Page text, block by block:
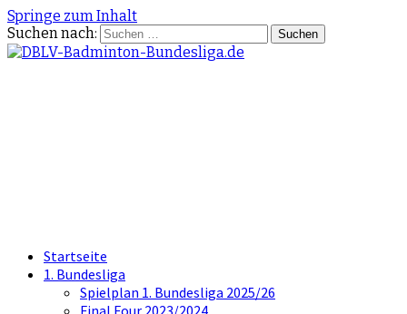
Springe zum Inhalt
Suchen nach:
Startseite
1. Bundesliga
Spielplan 1. Bundesliga 2025/26
Final Four 2023/2024